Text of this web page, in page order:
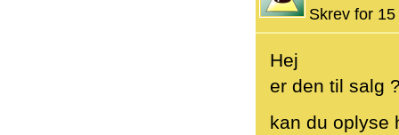
Skrev for
Hej
er den til salg
kan du oplyse